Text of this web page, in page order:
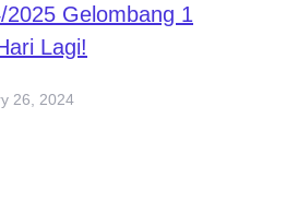
2025 Gelombang 1
Lagi!
26, 2024